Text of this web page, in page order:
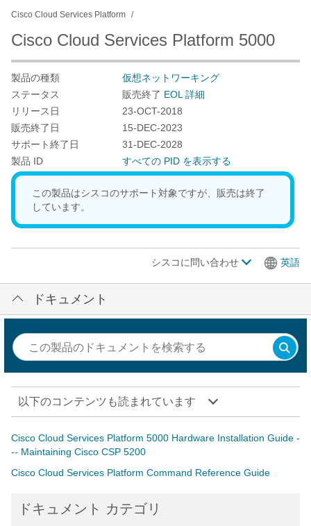
Cisco Cloud Services Platform
Cisco Cloud Services Platform 5000
製品の種類
仮想ネットワーキング
ステータス
販売終了 EOL 詳細
リリース日
23-OCT-2018
販売終了日
15-DEC-2023
サポート終了日
31-DEC-2028
製品 ID
すべての PID を表示する
この製品はシスコのサポート対象ですが、販売は終了
しています。
シスコに問い合わせ 英語
ドキュメント
以下のコンテンツも読まれています
Cisco Cloud Services Platform 5000 Hardware Installation Guide -
-- Maintaining Cisco CSP 5200
Cisco Cloud Services Platform Command Reference Guide
ドキュメント カテゴリ